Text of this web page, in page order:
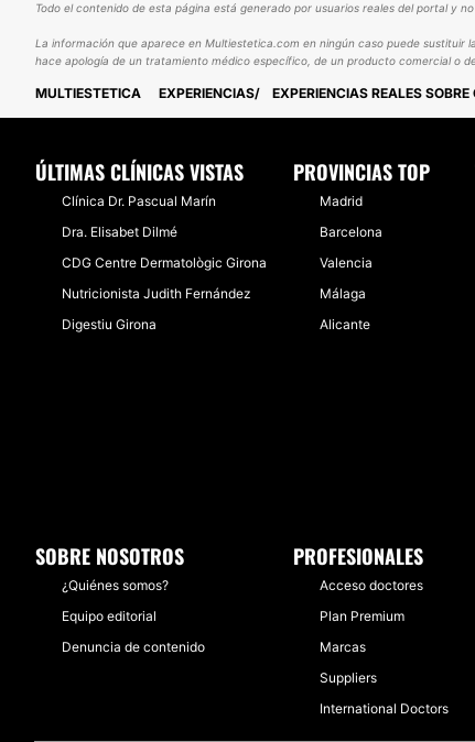
Todo el contenido de esta página está generado por usuarios reales del portal y
La información que aparece en Multiestetica.com en ningún caso puede
hace apología de un tratamiento médico específico, de un producto comercial o
MULTIESTETICA EXPERIENCIAS EXPERIENCIAS REALES
ÚLTIMAS CLÍNICAS VISTAS
Clínica Dr. Pascual Marín
Dra. Elisabet Dilmé
CDG Centre Dermatològic Girona
Nutricionista Judith Fernández
Digestiu Girona
PROVINCIAS TOP
Madrid
Barcelona
Valencia
Málaga
Alicante
SOBRE NOSOTROS
¿Quiénes somos?
Equipo editorial
Denuncia de contenido
PROFESIONALES
Acceso doctores
Plan Premium
Marcas
Suppliers
International Doctors